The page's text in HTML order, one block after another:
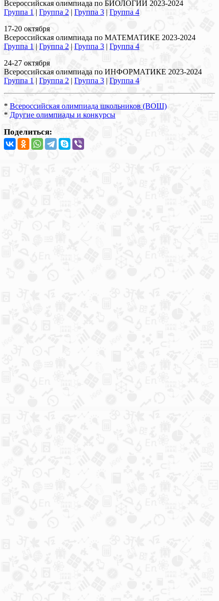
Всероссийская олимпиада по БИОЛОГИИ 2023-2024
Группа 1 | Группа 2 | Группа 3 | Группа 4
17-20 октября
Всероссийская олимпиада по МАТЕМАТИКЕ 2023-2024
Группа 1 | Группа 2 | Группа 3 | Группа 4
24-27 октября
Всероссийская олимпиада по ИНФОРМАТИКЕ 2023-2024
Группа 1 | Группа 2 | Группа 3 | Группа 4
* Всероссийская олимпиада школьников (ВОШ)
* Другие олимпиады и конкурсы
Поделиться: